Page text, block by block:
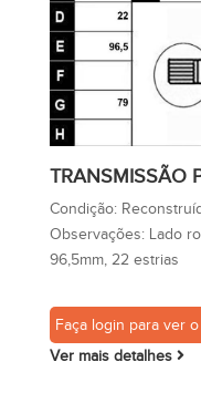
TRANSMISSÃO
Condição:
Observações: Lado
96,5mm, 22 estrias
Faça login para ver
Ver mais detalhes